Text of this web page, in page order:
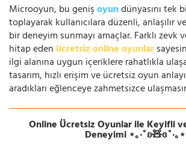
Microoyun, bu genişoyundünyasını tek
toplayarak kullanıcılara düzenli, anlaşılır
bir deneyim sunmayı amaçlar. Farklı zevk
hitap eden ücretsiz online oyunlar
ilgi alanına uygun içeriklere rahatlıkla
tasarım, hızlı erişim ve ücretsiz oyun
aradıkları eğlenceye zahmetsizce
Online Ücretsiz Oyunlar ile Keyifli
Deneyimi ⋆｡‧˚ʚ🧸ɞ˚‧｡⋆